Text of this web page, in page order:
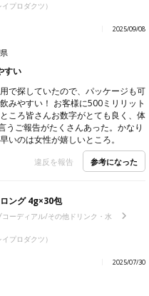
プロダクツ）
2025/09/08
すい
で探していたので、パッケージも可
みやすい！ お客様に500ミリリット
ころ皆さんお数字がとても良く、体
うご報告がたくさんあった。かなり
いのは女性が嬉しいところ。
違反を報告 参考になった
ング 4g×30包
ーディアル/その他ドリンク・水
プロダクツ）
2025/07/30